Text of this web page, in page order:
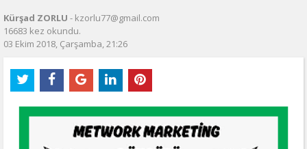
Kürşad ZORLU - kzorlu77@gmail.com
16683 kez okundu.
03 Ekim 2018, Çarşamba, 21:26